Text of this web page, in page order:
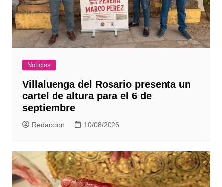
Noticias
Villaluenga del Rosario presenta un
cartel de altura para el 6 de
septiembre
Redaccion 10/08/2026